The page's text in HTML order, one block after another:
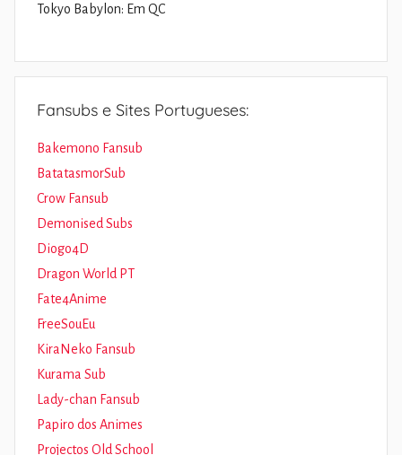
Tokyo Babylon: Em QC
Fansubs e Sites Portugueses:
Bakemono Fansub
BatatasmorSub
Crow Fansub
Demonised Subs
Diogo4D
Dragon World PT
Fate4Anime
FreeSouEu
KiraNeko Fansub
Kurama Sub
Lady-chan Fansub
Papiro dos Animes
Projectos Old School